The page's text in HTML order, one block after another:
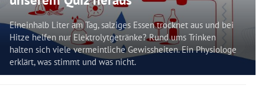
Eineinhalb Liter am Tag, salziges Essen trocknet aus und bei
Hitze helfen nur Elektrolytgetränke? Rund ums Trinken
halten sich viele vermeintliche Gewissheiten. Ein Physiologe
erklärt, was stimmt und was nicht.